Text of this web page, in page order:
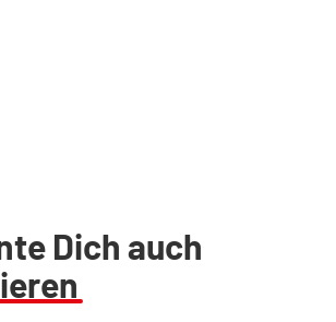
Dich auch